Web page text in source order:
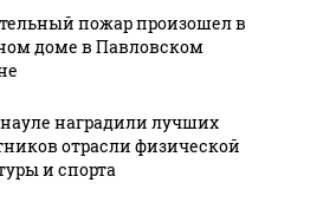
в
встретился с
группой
Зональном
районе
пожар произошел в
доме в Павловском
наградили лучших
отрасли физической
и спорта